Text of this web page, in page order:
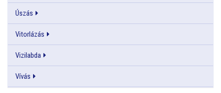
Úszás
Vitorlázás
Vizilabda
Vívás